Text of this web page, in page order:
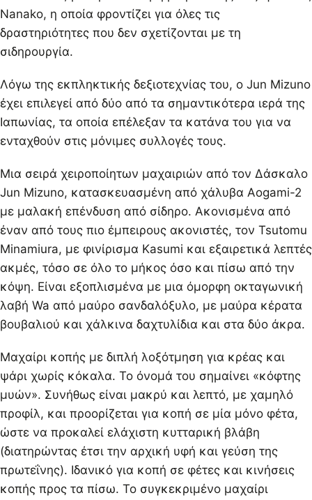
Nanako, η οποία φροντίζει για όλες τις
δραστηριότητες που δεν σχετίζονται με τη
σιδηρουργία.
Λόγω της εκπληκτικής δεξιοτεχνίας του, ο Jun Mizuno
έχει επιλεγεί από δύο από τα σημαντικότερα ιερά της
Ιαπωνίας, τα οποία επέλεξαν τα κατάνα του για να
ενταχθούν στις μόνιμες συλλογές τους.
Μια σειρά χειροποίητων μαχαιριών από τον Δάσκαλο
Jun Mizuno, κατασκευασμένη από χάλυβα Aogami-2
με μαλακή επένδυση από σίδηρο. Ακονισμένα από
έναν από τους πιο έμπειρους ακονιστές, τον Tsutomu
Minamiura, με φινίρισμα Kasumi και εξαιρετικά λεπτές
ακμές, τόσο σε όλο το μήκος όσο και πίσω από την
κόψη. Είναι εξοπλισμένα με μια όμορφη οκταγωνική
λαβή Wa από μαύρο σανδαλόξυλο, με μαύρα κέρατα
βουβαλιού και χάλκινα δαχτυλίδια και στα δύο άκρα.
Μαχαίρι κοπής με διπλή λοξότμηση για κρέας και
ψάρι χωρίς κόκαλα. Το όνομά του σημαίνει «κόφτης
μυών». Συνήθως είναι μακρύ και λεπτό, με χαμηλό
προφίλ, και προορίζεται για κοπή σε μία μόνο φέτα,
ώστε να προκαλεί ελάχιστη κυτταρική βλάβη
(διατηρώντας έτσι την αρχική υφή και γεύση της
πρωτεΐνης). Ιδανικό για κοπή σε φέτες και κινήσεις
κοπής προς τα πίσω. Το συγκεκριμένο μαχαίρι